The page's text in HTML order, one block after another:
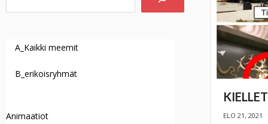
ELO 21, 2021
A_Kaikki meemit
B_erikoisryhmät
Animaatiot